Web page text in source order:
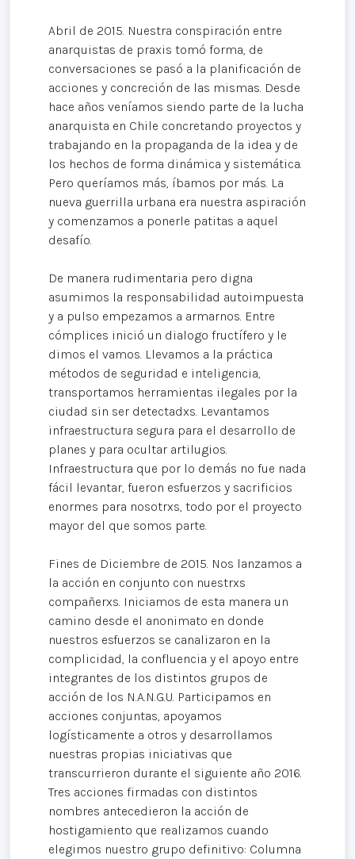
Abril de 2015. Nuestra conspiración entre
anarquistas de praxis tomó forma, de
conversaciones se pasó a la planificación de
acciones y concreción de las mismas. Desde
hace años veníamos siendo parte de la lucha
anarquista en Chile concretando proyectos y
trabajando en la propaganda de la idea y de
los hechos de forma dinámica y sistemática.
Pero queríamos más, íbamos por más. La
nueva guerrilla urbana era nuestra aspiración
y comenzamos a ponerle patitas a aquel
desafío.
De manera rudimentaria pero digna
asumimos la responsabilidad autoimpuesta
y a pulso empezamos a armarnos. Entre
cómplices inició un dialogo fructífero y le
dimos el vamos. Llevamos a la práctica
métodos de seguridad e inteligencia,
transportamos herramientas ilegales por la
ciudad sin ser detectadxs. Levantamos
infraestructura segura para el desarrollo de
planes y para ocultar artilugios.
Infraestructura que por lo demás no fue nada
fácil levantar, fueron esfuerzos y sacrificios
enormes para nosotrxs, todo por el proyecto
mayor del que somos parte.
Fines de Diciembre de 2015. Nos lanzamos a
la acción en conjunto con nuestrxs
compañerxs. Iniciamos de esta manera un
camino desde el anonimato en donde
nuestros esfuerzos se canalizaron en la
complicidad, la confluencia y el apoyo entre
integrantes de los distintos grupos de
acción de los N.A.N.G.U. Participamos en
acciones conjuntas, apoyamos
logísticamente a otros y desarrollamos
nuestras propias iniciativas que
transcurrieron durante el siguiente año 2016.
Tres acciones firmadas con distintos
nombres antecedieron la acción de
hostigamiento que realizamos cuando
elegimos nuestro grupo definitivo: Columna